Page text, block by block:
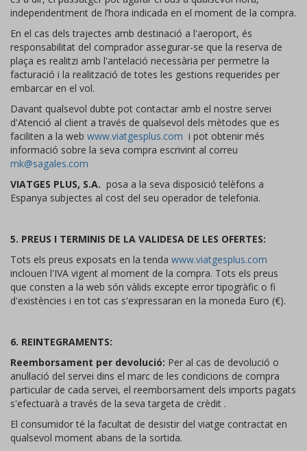
independentment de l’hora indicada en el moment de la compra.
En el cas dels trajectes amb destinació a l'aeroport, és
responsabilitat del comprador assegurar-se que la reserva de
plaça es realitzi amb l'antelació necessària per permetre la
facturació i la realització de totes les gestions requerides per
embarcar en el vol.
Davant qualsevol dubte pot contactar amb el nostre servei
d'Atenció al client a través de qualsevol dels mètodes que es
faciliten a la web www.viatgesplus.com i pot obtenir més
informació sobre la seva compra escrivint al correu
mk@sagales.com
VIATGES PLUS, S.A. posa a la seva disposició telèfons a
Espanya subjectes al cost del seu operador de telefonia.
5. PREUS I TERMINIS DE LA VALIDESA DE LES OFERTES:
Tots els preus exposats en la tenda www.viatgesplus.com
inclouen l'IVA vigent al moment de la compra. Tots els preus
que consten a la web són vàlids excepte error tipogràfic o fi
d'existències i en tot cas s'expressaran en la moneda Euro (€).
6. REINTEGRAMENTS:
Reemborsament per devolució: Per al cas de devolució o
anul·lació del servei dins el marc de les condicions de compra
particular de cada servei, el reemborsament dels imports pagats
s'efectuarà a través de la seva targeta de crèdit .
El consumidor té la facultat de desistir del viatge contractat en
qualsevol moment abans de la sortida.